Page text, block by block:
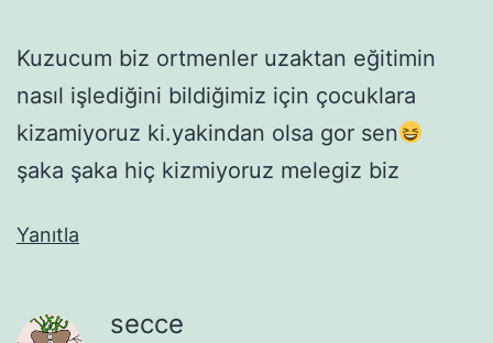
Kuzucum biz ortmenler uzaktan eğitimin
nasıl işlediğini bildiğimiz için çocuklara
kizamiyoruz ki.yakindan olsa gor sen
şaka şaka hiç kizmiyoruz melegiz biz
Yanıtla
secce